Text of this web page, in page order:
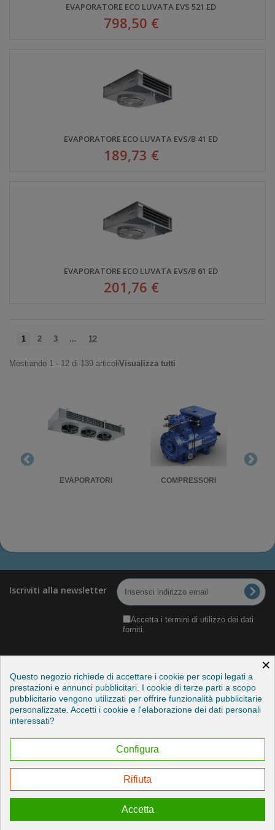
EVAPORATORE ECO LUVATA EVS 521 ED
798,50 €
EVAPORATORE ECO LUVATA EVS/B 41 ED
189,73 €
EVAPORATORE ECO LUVATA EVS/B 61 ED
201,76 €
1 2 3 ... 12
Mostrando 1 - 12 di 139 articoliVisualizza tutti
EVAPORATORI COMPRESSORI
Iscriviti alla newsletter
Accetta i termini di utilizzo dei dati
forniti.
Categorie
Informazioni
×
Questo negozio richiede di accettare i cookie per scopi legati a
prestazioni e annunci pubblicitari. I cookie di terze parti a scopo
pubblicitario vengono utilizzati per offrire funzionalità pubblicitarie
personalizzate. Accetti i cookie e l'elaborazione dei dati personali
interessati?
Configura
Rifiuta
Accetta